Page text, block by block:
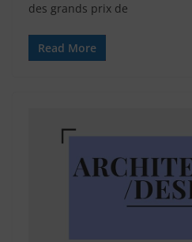
des grands prix de
Read More